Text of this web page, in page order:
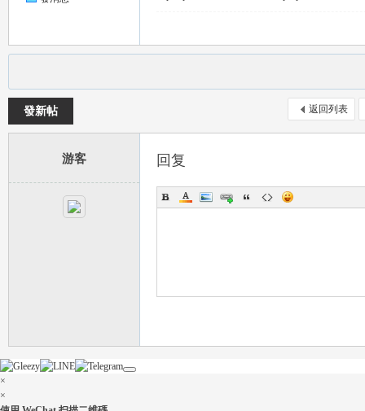
薦
返回列表
發新帖
游客 回复
×
×